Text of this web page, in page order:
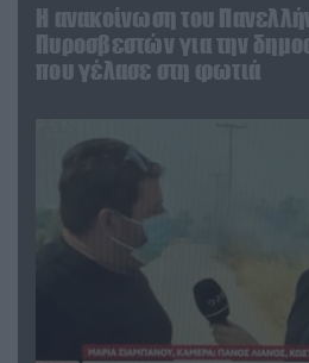
Η ανακοίνωση του
Πυροσβεστών για την
που γέλασε στη φωτιά